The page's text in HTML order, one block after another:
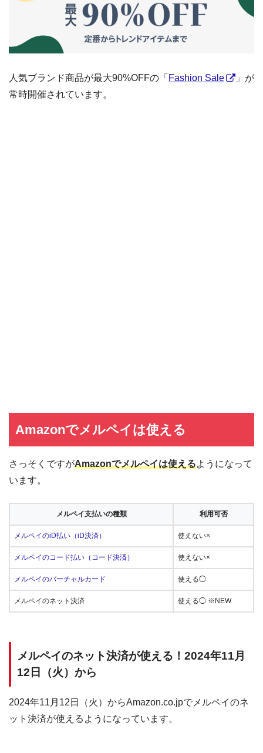
人気ブランド商品が最大90%OFFの「 Fashion Sale
」が
常時開催されています。
Amazonでメルペイは使える
さっそくですがAmazonでメルペイは使えるようになって
います。
メルペイ支払いの種類 利用可否
メルペイのiD払い（iD決済） 使えない×
メルペイのコード払い（コード決済） 使えない×
メルペイのバーチャルカード 使える◯
メルペイのネット決済 使える◯ ※NEW
メルペイのネット決済が使える！2024年11月
12日（火）から
2024年11月12日（火）からAmazon.co.jpでメルペイのネ
ット決済が使えるようになっています。